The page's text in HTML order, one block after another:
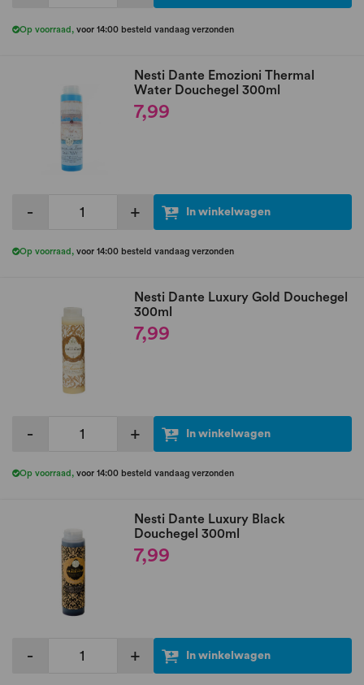
Op voorraad , voor 14:00 besteld vandaag verzonden
Nesti Dante Emozioni Thermal
Water Douchegel 300ml
7,99
- + In winkelwagen
Op voorraad , voor 14:00 besteld vandaag verzonden
Nesti Dante Luxury Gold Douchegel
300ml
7,99
- + In winkelwagen
Op voorraad , voor 14:00 besteld vandaag verzonden
Nesti Dante Luxury Black
Douchegel 300ml
7,99
- + In winkelwagen